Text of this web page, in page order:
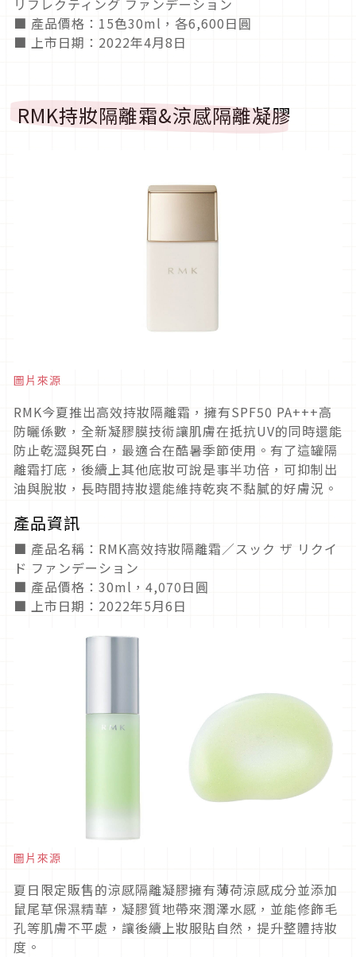
リフレクティング ファンデーション
■ 產品價格：15色30ml，各6,600日圓
■ 上市日期：2022年4月8日
RMK持妝隔離霜&涼感隔離凝膠
圖片來源
RMK今夏推出高效持妝隔離霜，擁有SPF50 PA+++高
防曬係數，全新凝膠膜技術讓肌膚在抵抗UV的同時還能
防止乾澀與死白，最適合在酷暑季節使用。有了這罐隔
離霜打底，後續上其他底妝可說是事半功倍，可抑制出
油與脫妝，長時間持妝還能維持乾爽不黏膩的好膚況。
產品資訊
■ 產品名稱：RMK高效持妝隔離霜／スック ザ リクイ
ド ファンデーション
■ 產品價格：30ml，4,070日圓
■ 上市日期：2022年5月6日
圖片來源
夏日限定販售的涼感隔離凝膠擁有薄荷涼感成分並添加
鼠尾草保濕精華，凝膠質地帶來潤澤水感，並能修飾毛
孔等肌膚不平處，讓後續上妝服貼自然，提升整體持妝
度。